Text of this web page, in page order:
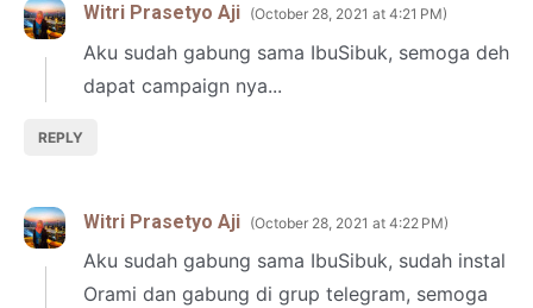
Witri Prasetyo Aji October 28, 2021 at 4:21 PM
Aku sudah gabung sama IbuSibuk, semoga deh
dapat campaign nya...
REPLY
Witri Prasetyo Aji October 28, 2021 at 4:22 PM
Aku sudah gabung sama IbuSibuk, sudah instal
Orami dan gabung di grup telegram, semoga